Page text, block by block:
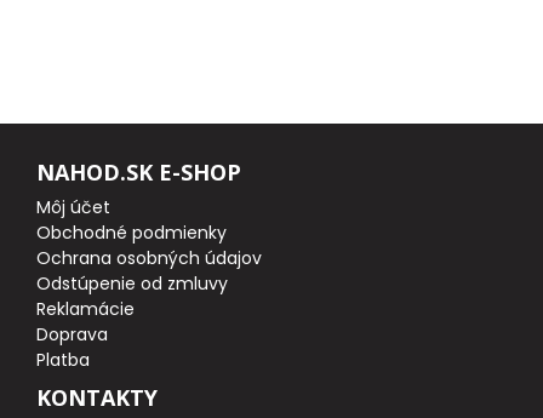
NAHOD.SK E-SHOP
Môj účet
Obchodné podmienky
Ochrana osobných údajov
Odstúpenie od zmluvy
Reklamácie
Doprava
Platba
KONTAKTY
MATCHOVÉ A BOLOGNESOVÉ PRÚTY
CESTOVNÉ PRÚTY
DOPLNKY K PRÚTOM
Udice na dierky